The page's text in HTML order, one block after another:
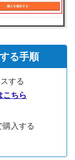
る手順
する
ちら
購入する